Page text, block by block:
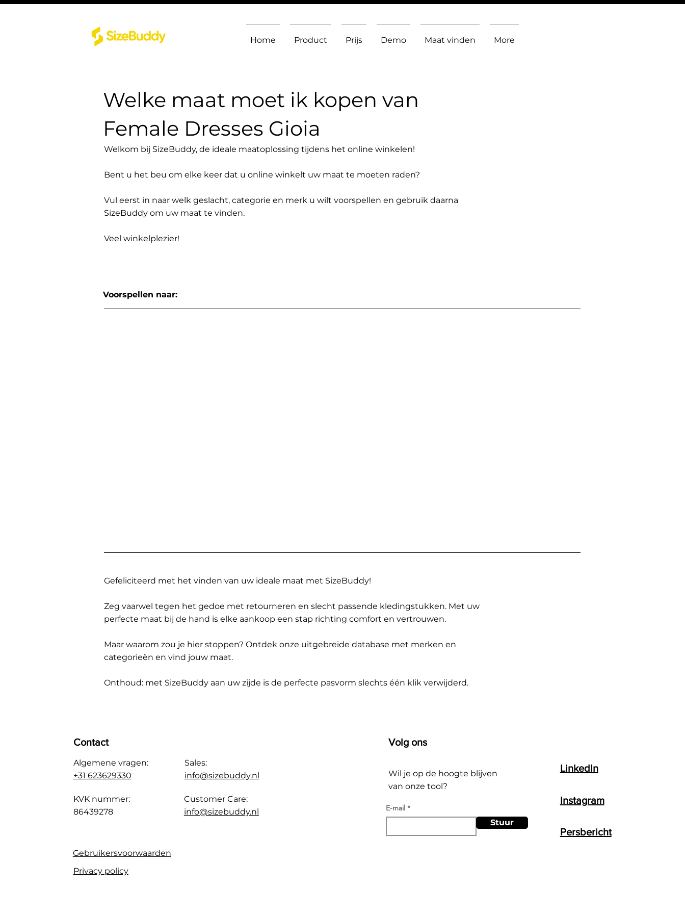
Home Product Prijs Demo Maat vinden More
Welke maat moet ik kopen van
Female Dresses Gioia
Welkom bij SizeBuddy, de ideale maatoplossing tijdens het online winkelen!
Bent u het beu om elke keer dat u online winkelt uw maat te moeten raden?
Vul eerst in naar welk geslacht, categorie en merk u wilt voorspellen en gebruik daarna
SizeBuddy om uw maat te vinden.
Veel winkelplezier!
Voorspellen naar:
Gefeliciteerd met het vinden van uw ideale maat met SizeBuddy!
Zeg vaarwel tegen het gedoe met retourneren en slecht passende kledingstukken. Met uw
perfecte maat bij de hand is elke aankoop een stap richting comfort en vertrouwen.
Maar waarom zou je hier stoppen? Ontdek onze uitgebreide database met merken en
categorieën en vind jouw maat.
Onthoud: met SizeBuddy aan uw zijde is de perfecte pasvorm slechts één klik verwijderd.
Contact
Algemene vragen:
+31 623629330
KVK nummer:
86439278
Sales:
info@sizebuddy.nl
Customer Care:
info@sizebuddy.nl
Gebruikersvoorwaarden
Privacy policy
Volg ons
Wil je op de hoogte blijven
van onze tool?
E-mail
Stuur
LinkedIn
Instagram
Persbericht